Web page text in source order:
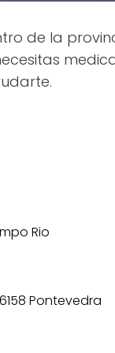
de la
Rio
Pontevedra